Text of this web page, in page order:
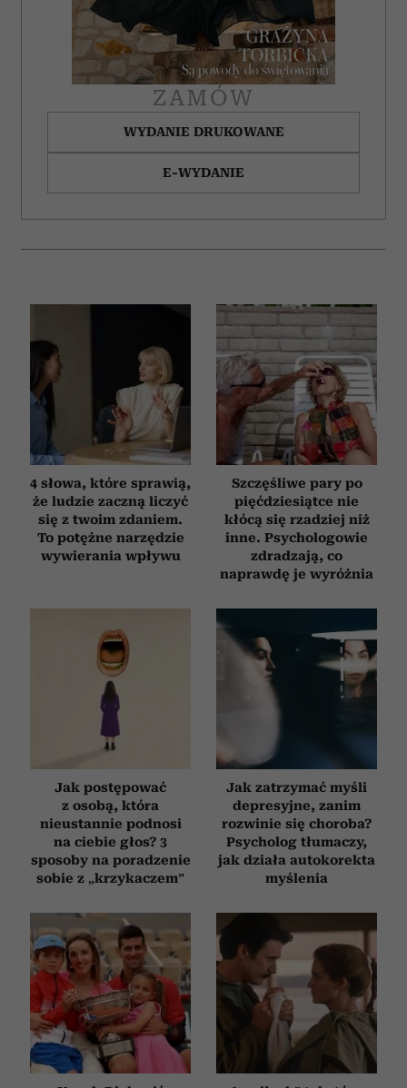
ZAMÓW
WYDANIE DRUKOWANE
E-WYDANIE
4 słowa, które sprawią,
że ludzie zaczną liczyć
się z twoim zdaniem.
To potężne narzędzie
wywierania wpływu
Szczęśliwe pary po
pięćdziesiątce nie
kłócą się rzadziej niż
inne. Psychologowie
zdradzają, co
naprawdę je wyróżnia
Jak postępować
z osobą, która
nieustannie podnosi
na ciebie głos? 3
sposoby na poradzenie
sobie z „krzykaczem”
Jak zatrzymać myśli
depresyjne, zanim
rozwinie się choroba?
Psycholog tłumaczy,
jak działa autokorekta
myślenia